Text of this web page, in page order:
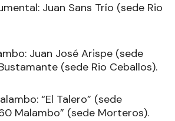
Juan Sans Trío (sede Rio
Juan José Arispe (sede
(sede Rio Ceballos).
“El Talero” (sede
Malambo” (sede Morteros).